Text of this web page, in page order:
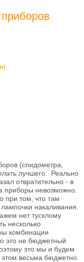
(спидометра,
лучшего. Реально
отвратительно - в
приборы невозможно.
при том, что там
накаливания.
нет тусклому
несколько
комбинации
это не бюджетный
это мы и будем
этом весьма бюджетно.